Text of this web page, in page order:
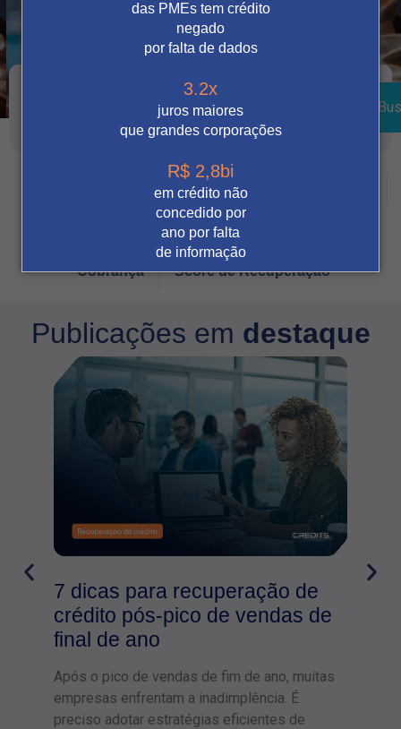
das PMEs tem crédito
negado
por falta de dados
3.2x
juros maiores
que grandes corporações
R$ 2,8bi
em crédito não
concedido por
ano por falta
de informação
Vendas Digitais Prevenção à fraude
Automação
Cobrança Score de Recuperação
Publicações em destaque
7 dicas para recuperação de
crédito pós-pico de vendas de
final de ano
Após o pico de vendas de fim de ano, muitas
empresas enfrentam a inadimplência. É
preciso adotar estratégias eficientes de